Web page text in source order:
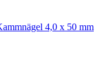
4,0 x 50 mm